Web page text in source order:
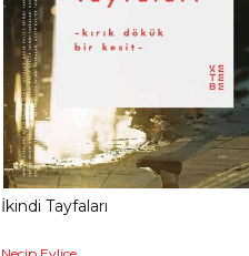
İkindi Tayfaları